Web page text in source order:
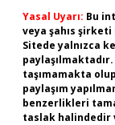
Yasal Uyarı: Bu
veya şahıs
Sitede yalnızca
taşımamakta
paylaşım
benzerlikleri
taslak halindedir